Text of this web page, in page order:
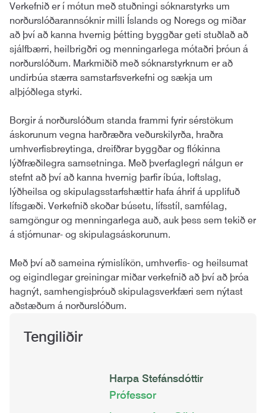
Verkefnið er í mótun með stuðningi sóknarstyrks um
norðurslóðarannsóknir milli Íslands og Noregs og miðar
að því að kanna hvernig þétting byggðar geti stuðlað að
sjálfbærri, heilbrigðri og menningarlega mótaðri þróun á
norðurslóðum. Markmiðið með sóknarstyrknum er að
undirbúa stærra samstarfsverkefni og sækja um
alþjóðlega styrki.
Borgir á norðurslóðum standa frammi fyrir sérstökum
áskorunum vegna harðræðra veðurskilyrða, hraðra
umhverfisbreytinga, dreifðrar byggðar og flókinna
lýðfræðilegra samsetninga. Með þverfaglegri nálgun er
stefnt að því að kanna hvernig þarfir íbúa, loftslag,
lýðheilsa og skipulagsstarfshættir hafa áhrif á upplifuð
lífsgæði. Verkefnið skoðar búsetu, lífsstíl, samfélag,
samgöngur og menningarlega auð, auk þess sem tekið er
á stjórnunar- og skipulagsáskorunum.
Með því að sameina rýmislíkön, umhverfis- og heilsumat
og eigindlegar greiningar miðar verkefnið að því að þróa
hagnýt, samhengisþróuð skipulagsverkfæri sem nýtast
aðstæðum á norðurslóðum.
Tengiliðir
Harpa Stefánsdóttir
Prófessor